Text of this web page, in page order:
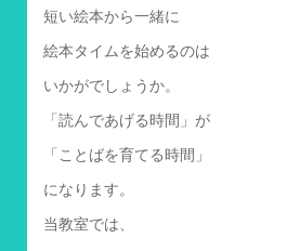
短い絵本から一緒に
絵本タイムを始めるのは
いかがでしょうか。
「読んであげる時間」が
「ことばを育てる時間」
になります。
当教室では、